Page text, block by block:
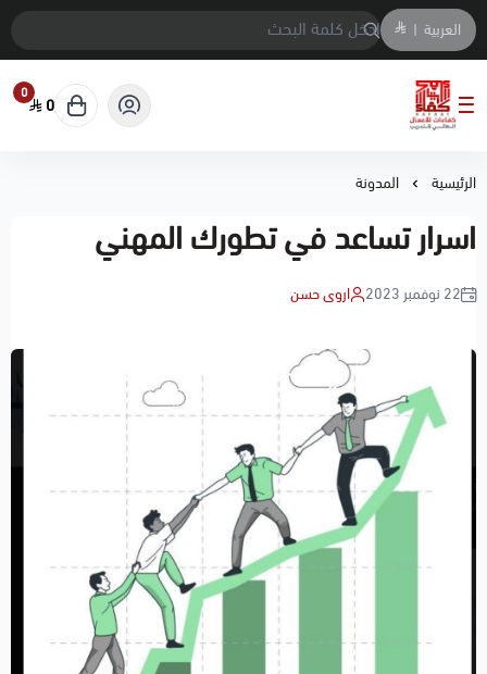
العربية |
معهد كفاءات الاعمال العالي للتدريب
0
0
الرئيسية المدونة
اسرار تساعد في تطورك المهني
22 نوفمبر 2023 اروى حسن